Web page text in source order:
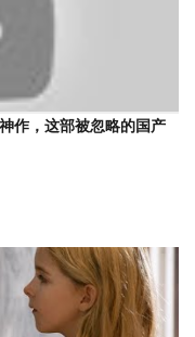
作，这部被忽略的国产